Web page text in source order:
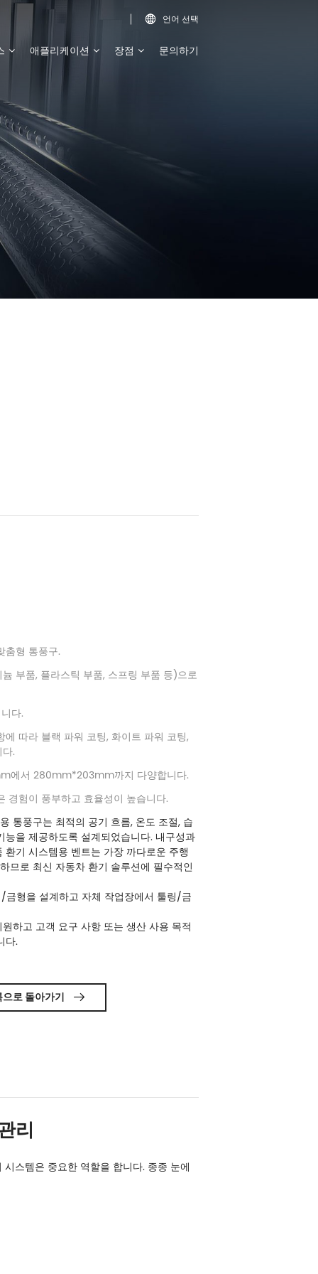
 언어 선택
애플리케이션 장점 문의하기
춤형 통풍구.
부품, 플라스틱 부품, 스프링 부품 등)으로
다.
따라 블랙 파워 코팅, 화이트 파워 코팅,
.
에서 280mm*203mm까지 다양합니다.
경험이 풍부하고 효율성이 높습니다.
통풍구는 최적의 공기 흐름, 온도 조절, 습
을 제공하도록 설계되었습니다. 내구성과
기 시스템용 벤트는 가장 까다로운 주행
므로 최신 자동차 환기 솔루션에 필수적인
금형을 설계하고 자체 작업장에서 툴링/금
하고 고객 요구 사항 또는 생산 사용 목적
다.
으로 돌아가기 
리
스템은 중요한 역할을 합니다. 종종 눈에